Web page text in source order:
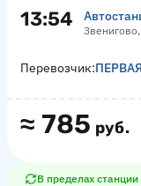
13:54
≈ 785 руб.
Перевозчик:
В пределах станции